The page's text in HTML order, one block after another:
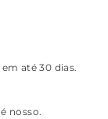
até 30 dias.
nosso.